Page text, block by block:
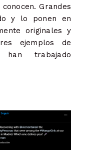
Grandes
y lo ponen en
originales y
ejemplos de
han trabajado